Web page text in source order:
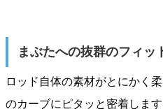
まぶたへの抜群のフィッ
ロッド自体の素材がとにかく
のカーブにピタッと密着しま